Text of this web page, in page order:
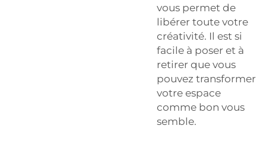
vous permet de
libérer toute votre
créativité. Il est si
facile à poser et à
retirer que vous
pouvez transformer
votre espace
comme bon vous
semble.